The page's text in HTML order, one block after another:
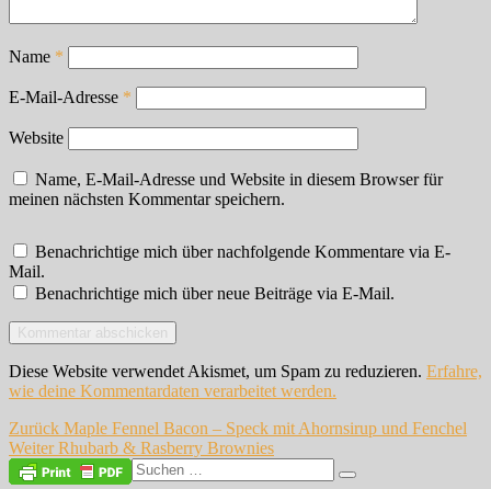
Name *
E-Mail-Adresse *
Website
Name, E-Mail-Adresse und Website in diesem Browser für
meinen nächsten Kommentar speichern.
Benachrichtige mich über nachfolgende Kommentare via E-
Mail.
Benachrichtige mich über neue Beiträge via E-Mail.
Diese Website verwendet Akismet, um Spam zu reduzieren. Erfahre,
wie deine Kommentardaten verarbeitet werden.
Beitragsnavigation
Zurück Vorheriger
Beitrag:
Maple Fennel Bacon – Speck mit Ahornsirup und Fenchel
Weiter Nächster
Beitrag:
Rhubarb & Rasberry Brownies
Suche
Suchen